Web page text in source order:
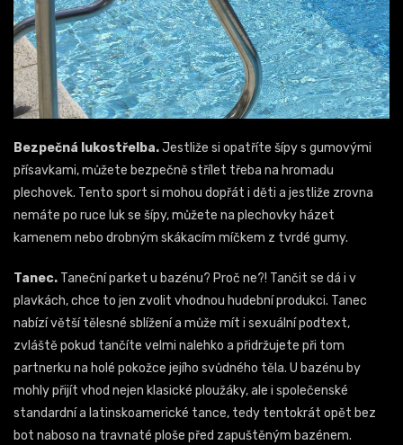
Bezpečná lukostřelba.Jestliže si opatříte šípy s gumovými
přísavkami, můžete bezpečně střílet třeba na hromadu
plechovek. Tento sport si mohou dopřát i děti a jestliže zrovna
nemáte po ruce luk se šípy, můžete na plechovky házet
kamenem nebo drobným skákacím míčkem z tvrdé gumy.
Tanec. Taneční parket u bazénu? Proč ne?! Tančit se dá i v
plavkách, chce to jen zvolit vhodnou hudební produkci. Tanec
nabízí větší tělesné sblížení a může mít i sexuální podtext,
zvláště pokud tančíte velmi nalehko a přidržujete při tom
partnerku na holé pokožce jejího svůdného těla. U bazénu by
mohly přijít vhod nejen klasické ploužáky, ale i společenské
standardní a latinskoamerické tance, tedy tentokrát opět bez
bot naboso na travnaté ploše před zapuštěným bazénem.